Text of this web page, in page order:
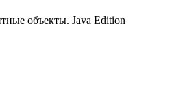
объекты. Java Edition